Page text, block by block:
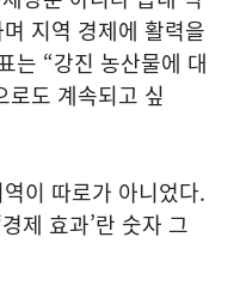
지역 경제에 활력을
는 “강진 농산물에 대
로도 계속되고 싶
이 따로가 아니었다.
제 효과’란 숫자 그